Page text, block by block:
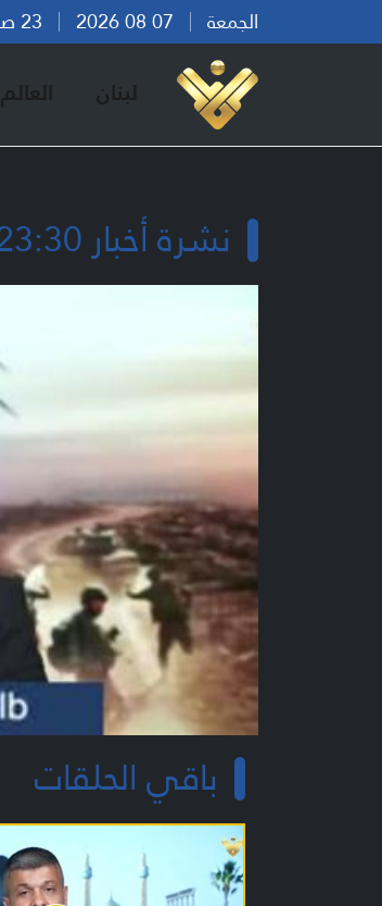
الجمعة
لبنان العالم
نشرة أخبار 23:30 - 07-05-2026
باقي الحلقات